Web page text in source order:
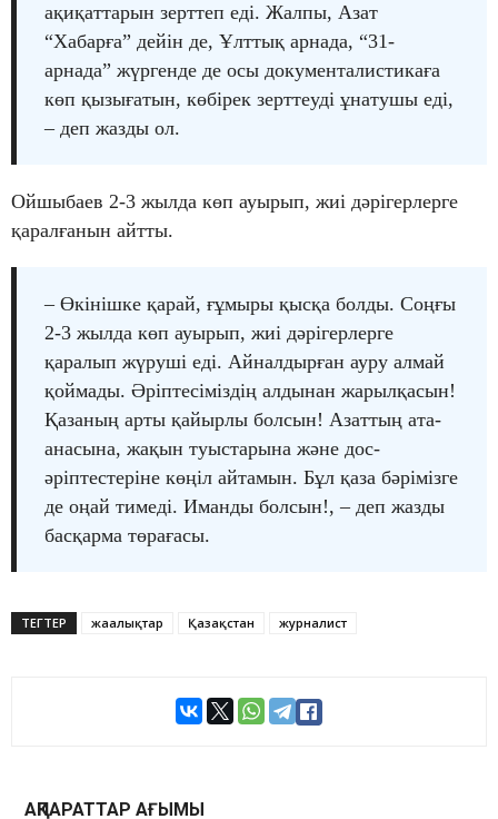
ақиқаттарын зерттеп еді. Жалпы, Азат
“Хабарға” дейін де, Ұлттық арнада, “31-
арнада” жүргенде де осы документалистикаға
көп қызығатын, көбірек зерттеуді ұнатушы еді,
– деп жазды ол.
Ойшыбаев 2-3 жылда көп ауырып, жиі дәрігерлерге
қаралғанын айтты.
– Өкінішке қарай, ғұмыры қысқа болды. Соңғы
2-3 жылда көп ауырып, жиі дәрігерлерге
қаралып жүруші еді. Айналдырған ауру алмай
қоймады. Әріптесіміздің алдынан жарылқасын!
Қазаның арты қайырлы болсын! Азаттың ата-
анасына, жақын туыстарына және дос-
әріптестеріне көңіл айтамын. Бұл қаза бәрімізге
де оңай тимеді. Иманды болсын!, – деп жазды
басқарма төрағасы.
ТЕГТЕР жаңалықтар Қазақстан журналист
АҚПАРАТТАР АҒЫМЫ